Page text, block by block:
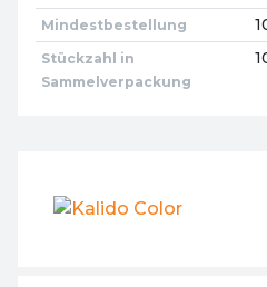
Mindestbestellung
Stückzahl in
Sammelverpackung